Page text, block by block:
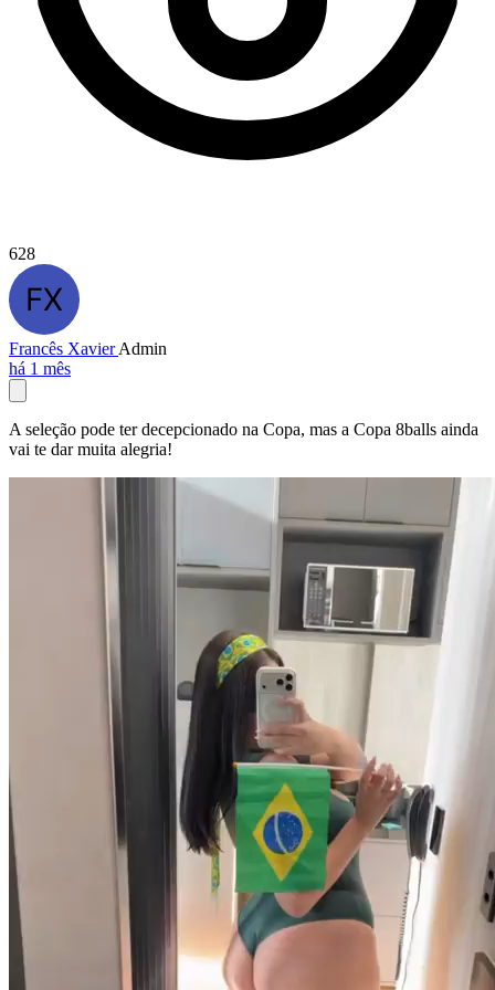
628
Francês XavierAdmin
há 1 mês
A seleção pode ter decepcionado na Copa, mas a Copa 8balls ainda
vai te dar muita alegria!